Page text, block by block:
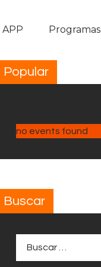
APP Programas
Popular
no events found
Buscar